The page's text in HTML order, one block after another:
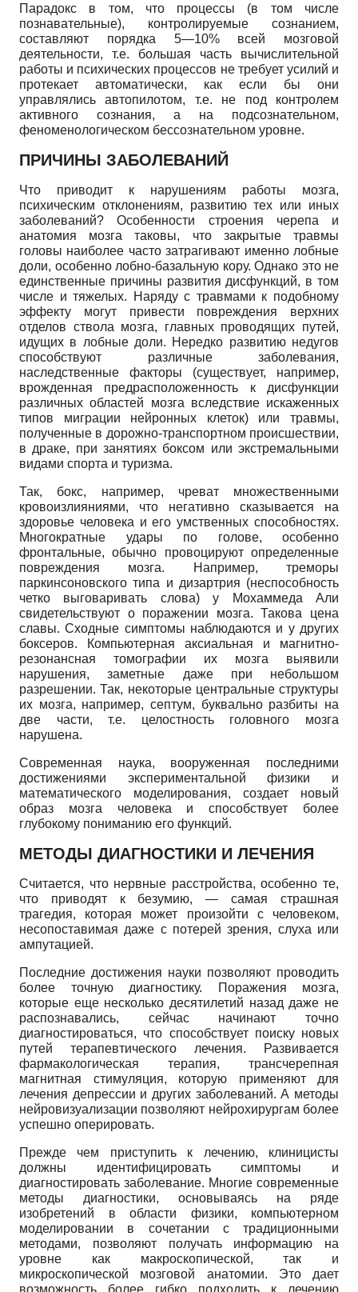
Парадокс в том, что процессы (в том числе
познавательные), контролируемые сознанием,
составляют порядка 5—10% всей мозговой
деятельности, т.е. большая часть вычислительной
работы и психических процессов не требует усилий и
протекает автоматически, как если бы они
управлялись автопилотом, т.е. не под контролем
активного сознания, а на подсознательном,
феноменологическом бессознательном уровне.
ПРИЧИНЫ ЗАБОЛЕВАНИЙ
Что приводит к нарушениям работы мозга,
психическим отклонениям, развитию тех или иных
заболеваний? Особенности строения черепа и
анатомия мозга таковы, что закрытые травмы
головы наиболее часто затрагивают именно лобные
доли, особенно лобно-базальную кору. Однако это не
единственные причины развития дисфункций, в том
числе и тяжелых. Наряду с травмами к подобному
эффекту могут привести повреждения верхних
отделов ствола мозга, главных проводящих путей,
идущих в лобные доли. Нередко развитию недугов
способствуют различные заболевания,
наследственные факторы (существует, например,
врожденная предрасположенность к дисфункции
различных областей мозга вследствие искаженных
типов миграции нейронных клеток) или травмы,
полученные в дорожно-транспортном происшествии,
в драке, при занятиях боксом или экстремальными
видами спорта и туризма.
Так, бокс, например, чреват множественными
кровоизлияниями, что негативно сказывается на
здоровье человека и его умственных способностях.
Многократные удары по голове, особенно
фронтальные, обычно провоцируют определенные
повреждения мозга. Например, треморы
паркинсоновского типа и дизартрия (неспособность
четко выговаривать слова) у Мохаммеда Али
свидетельствуют о поражении мозга. Такова цена
славы. Сходные симптомы наблюдаются и у других
боксеров. Компьютерная аксиальная и магнитно-
резонансная томографии их мозга выявили
нарушения, заметные даже при небольшом
разрешении. Так, некоторые центральные структуры
их мозга, например, септум, буквально разбиты на
две части, т.е. целостность головного мозга
нарушена.
Современная наука, вооруженная последними
достижениями экспериментальной физики и
математического моделирования, создает новый
образ мозга человека и способствует более
глубокому пониманию его функций.
МЕТОДЫ ДИАГНОСТИКИ И ЛЕЧЕНИЯ
Считается, что нервные расстройства, особенно те,
что приводят к безумию, — самая страшная
трагедия, которая может произойти с человеком,
несопоставимая даже с потерей зрения, слуха или
ампутацией.
Последние достижения науки позволяют проводить
более точную диагностику. Поражения мозга,
которые еще несколько десятилетий назад даже не
распознавались, сейчас начинают точно
диагностироваться, что способствует поиску новых
путей терапевтического лечения. Развивается
фармакологическая терапия, трансчерепная
магнитная стимуляция, которую применяют для
лечения депрессии и других заболеваний. А методы
нейровизуализации позволяют нейрохирургам более
успешно оперировать.
Прежде чем приступить к лечению, клиницисты
должны идентифицировать симптомы и
диагностировать заболевание. Многие современные
методы диагностики, основываясь на ряде
изобретений в области физики, компьютерном
моделировании в сочетании с традиционными
методами, позволяют получать информацию на
уровне как макроскопической, так и
микроскопической мозговой анатомии. Это дает
возможность более гибко подходить к лечению